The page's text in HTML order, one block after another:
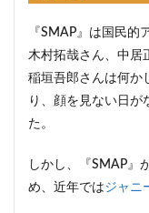
『SMAP』は国民的
木村拓哉さん、中居
稲垣吾郎さんは何か
り、顔を見ない日が
た。
しかし、『SMAP』
め、近年ではジャニ